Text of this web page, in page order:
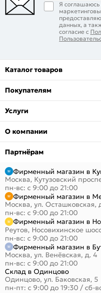
Я
данных, а
согласие с
Каталог товаров
Покупателям
Услуги
О компании
Партнёрам
Фирменный магазин в
Москва, Кутузовский
пн-вс: с 9:00 до 21:00
Фирменный магазин в
Москва, ул. Осташковская,
пн-вс: с 9:00 до 21:00
Фирменный магазин в
Реутов, Носовихинское
пн-вс: с 9:00 до 21:00
Фирменный магазин в
Москва, ул. Венёвская, д. 4
пн-вс: с 9:00 до 21:00
Склад в Одинцово
Одинцово, ул. Баковская, 5
пн-пт: с 9:00 до 19:30 / сб-